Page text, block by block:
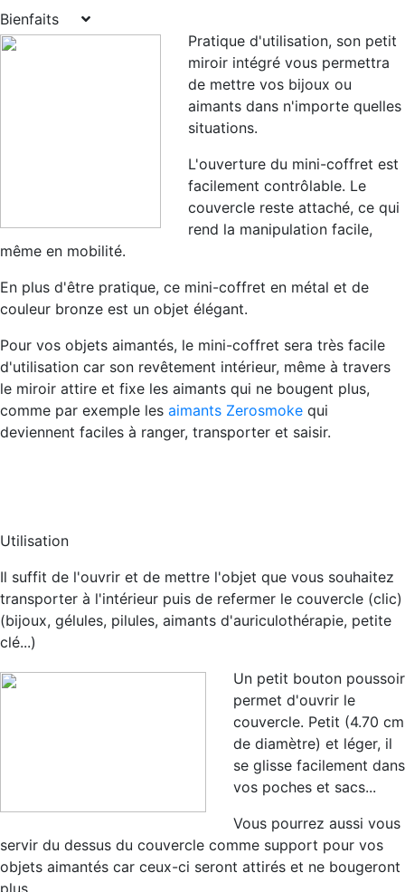
Bienfaits
Pratique d'utilisation, son petit
miroir intégré vous permettra
de mettre vos bijoux ou
aimants dans n'importe quelles
situations.
L'ouverture du mini-coffret est
facilement contrôlable. Le
couvercle reste attaché, ce qui
rend la manipulation facile,
même en mobilité.
En plus d'être pratique, ce mini-coffret en métal et de
couleur bronze est un objet élégant.
Pour vos objets aimantés, le mini-coffret sera très facile
d'utilisation car son revêtement intérieur, même à travers
le miroir attire et fixe les aimants qui ne bougent plus,
comme par exemple les aimants Zerosmoke qui
deviennent faciles à ranger, transporter et saisir.
Utilisation
Il suffit de l'ouvrir et de mettre l'objet que vous souhaitez
transporter à l'intérieur puis de refermer le couvercle (clic)
(bijoux, gélules, pilules, aimants d'auriculothérapie, petite
clé...)
Un petit bouton poussoir
permet d'ouvrir le
couvercle. Petit (4.70 cm
de diamètre) et léger, il
se glisse facilement dans
vos poches et sacs...
Vous pourrez aussi vous
servir du dessus du couvercle comme support pour vos
objets aimantés car ceux-ci seront attirés et ne bougeront
plus.